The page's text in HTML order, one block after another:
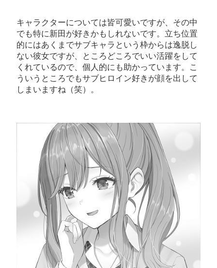
キャラクターについては皆可愛いですが、その中
でも特に新田が好きかもしれないです。立ち位置
的にはあくまでサブキャラという枠からは逸脱し
ない彼女ですが、ところどころでいい活躍をして
くれているので、個人的にも助かっています。こ
ういうところでもサブヒロイン好きが顔を出して
しまいますね（笑）。